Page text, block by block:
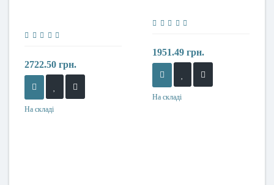
2722.50 грн.
На складі
1951.49 грн.
На складі